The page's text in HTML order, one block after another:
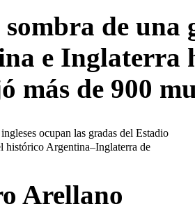
de una
e Inglaterra
más de 900
ocupan las gradas del Estadio
histórico Argentina–Inglaterra de
Arellano